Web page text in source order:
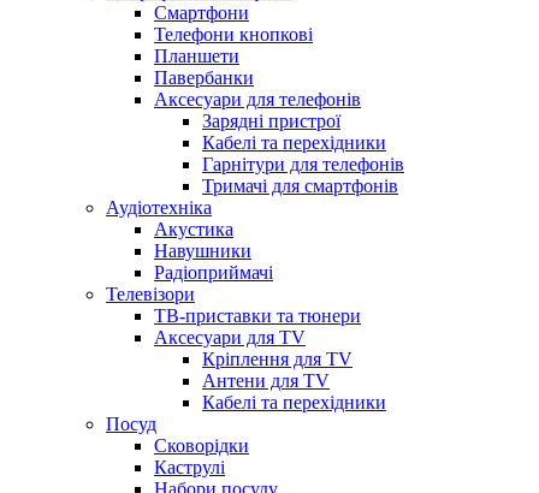
Смартфони
Телефони кнопкові
Планшети
Павербанки
Аксесуари для телефонів
Зарядні пристрої
Кабелі та перехідники
Гарнітури для телефонів
Тримачі для смартфонів
Аудіотехніка
Акустика
Навушники
Радіоприймачі
Телевізори
ТВ-приставки та тюнери
Аксесуари для TV
Кріплення для TV
Антени для TV
Кабелі та перехідники
Посуд
Сковорідки
Каструлі
Набори посуду